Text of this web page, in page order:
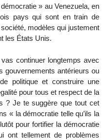
» au Venezuela, en
pays qui sont en train de
modèles qui justement
les États Unis.
continuer longtemps avec
gouvernements antérieurs ou
politique et construire une
pour tous et respect de la
? Je te suggère que tout cet
« la démocratie telle qu’ils la
pour fortifier la démocratie
ont tellement de problèmes